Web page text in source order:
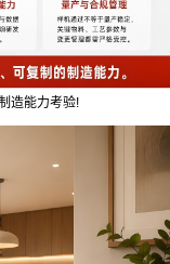
造能力考验!